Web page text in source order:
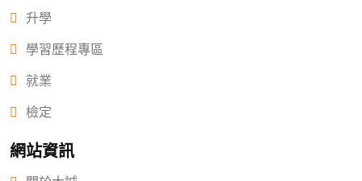
升學
學習歷程專區
就業
檢定
網站資訊